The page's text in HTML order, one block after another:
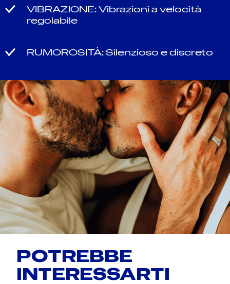
VIBRAZIONE: Vibrazioni a velocità
regolabile
RUMOROSITÀ: Silenzioso e discreto
POTREBBE
INTERESSARTI